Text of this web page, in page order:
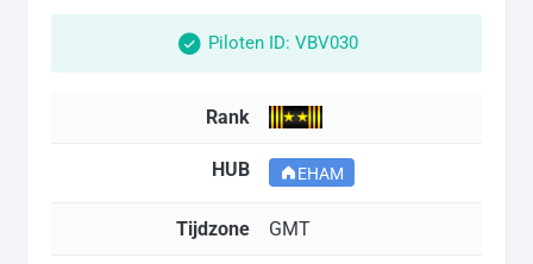
Piloten ID: VBV030
Rank
HUB EHAM
Tijdzone GMT